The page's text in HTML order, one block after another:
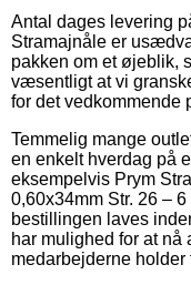
Antal dages levering
Stramajnåle er
pakken om et øjeblik,
væsentligt at vi
for det vedkommende
Temmelig mange
en enkelt hverdag på
eksempelvis Prym
0,60x34mm Str. 26 –
bestillingen laves
har mulighed for at nå
medarbejderne holder